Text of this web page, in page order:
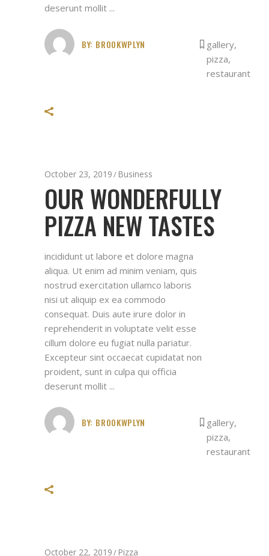
deserunt mollit
BY: BROOKWPLYN gallery,
pizza,
restaurant
October 23, 2019 Business
OUR WONDERFULLY
PIZZA NEW TASTES
incididunt ut labore et dolore magna
aliqua. Ut enim ad minim veniam, quis
nostrud exercitation ullamco laboris
nisi ut aliquip ex ea commodo
consequat. Duis aute irure dolor in
reprehenderit in voluptate velit esse
cillum dolore eu fugiat nulla pariatur.
Excepteur sint occaecat cupidatat non
proident, sunt in culpa qui officia
deserunt mollit
BY: BROOKWPLYN gallery,
pizza,
restaurant
October 22, 2019 Pizza